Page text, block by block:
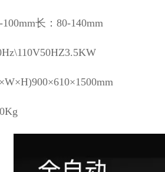
长：80-140mm